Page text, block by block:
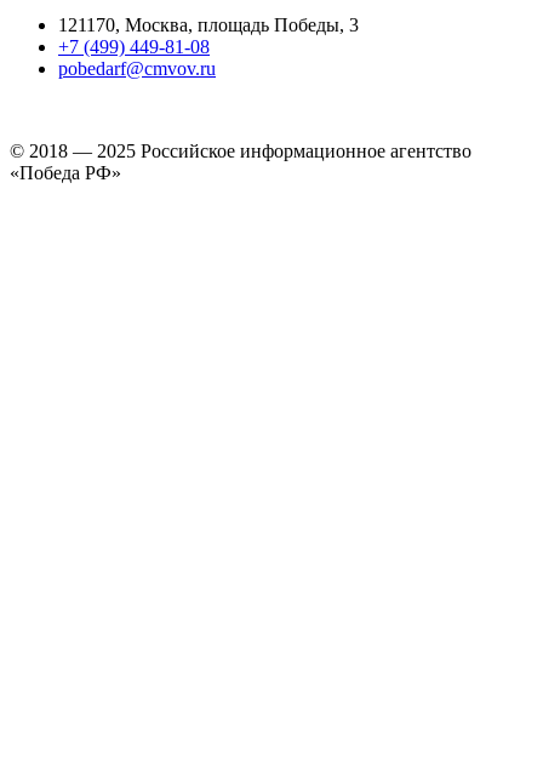
121170, Москва, площадь Победы, 3
+7 (499) 449-81-08
pobedarf@cmvov.ru
© 2018 — 2025 Российское информационное агентство
«Победа РФ»